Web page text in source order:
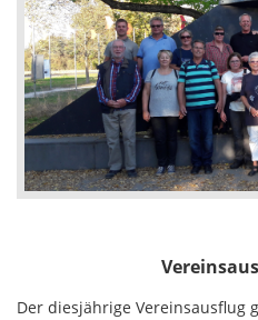
Der diesjährige Vereinsausflug